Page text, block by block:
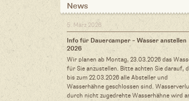
News
5. März 2026
Info für Dauercamper – Wasser anstellen
2026
Wir planen ab Montag, 23.03.2026 das
für Sie anzustellen. Bitte achten Sie darauf,
bis zum 22.03.2026 alle Absteller und
Wasserhähne geschlossen sind.
durch nicht zugedrehte Wasserhähne wird